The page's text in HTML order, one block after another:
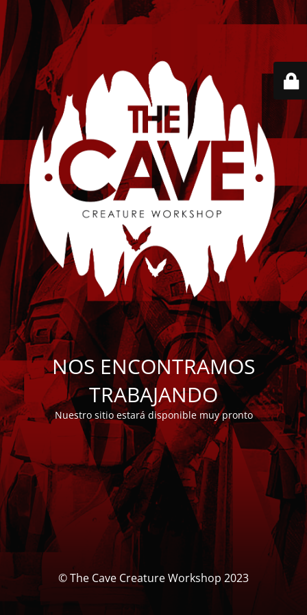
NOS ENCONTRAMOS
TRABAJANDO
Nuestro sitio estará disponible muy pronto
© The Cave Creature Workshop 2023